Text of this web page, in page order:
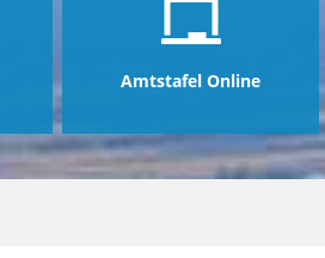
Amtstafel Online